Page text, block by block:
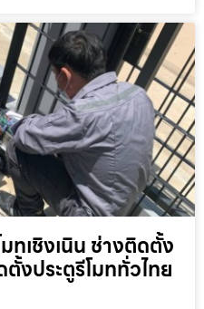
ทเชิงเนิน ช่างติดตั้ง
งประตูรีโมททั่วไทย